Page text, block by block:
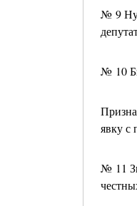
№ 9
№ 10
явку с
№ 11